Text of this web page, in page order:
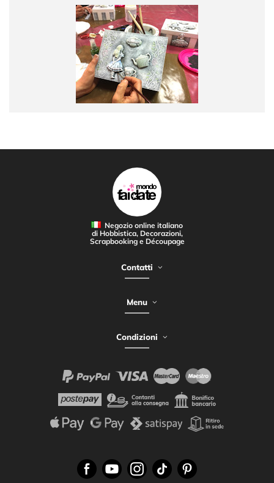
Negozio online italiano
di Hobbistica, Decorazioni,
Scrapbooking e Découpage
Contatti
Menu
Condizioni